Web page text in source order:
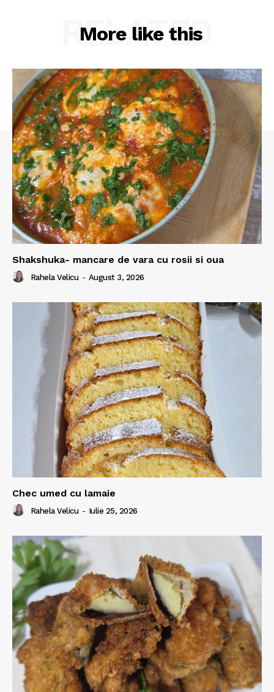
More like this
RELATED
Shakshuka- mancare de vara cu rosii si oua
Rahela Velicu - August 3, 2026
Chec umed cu lamaie
Rahela Velicu - Iulie 25, 2026